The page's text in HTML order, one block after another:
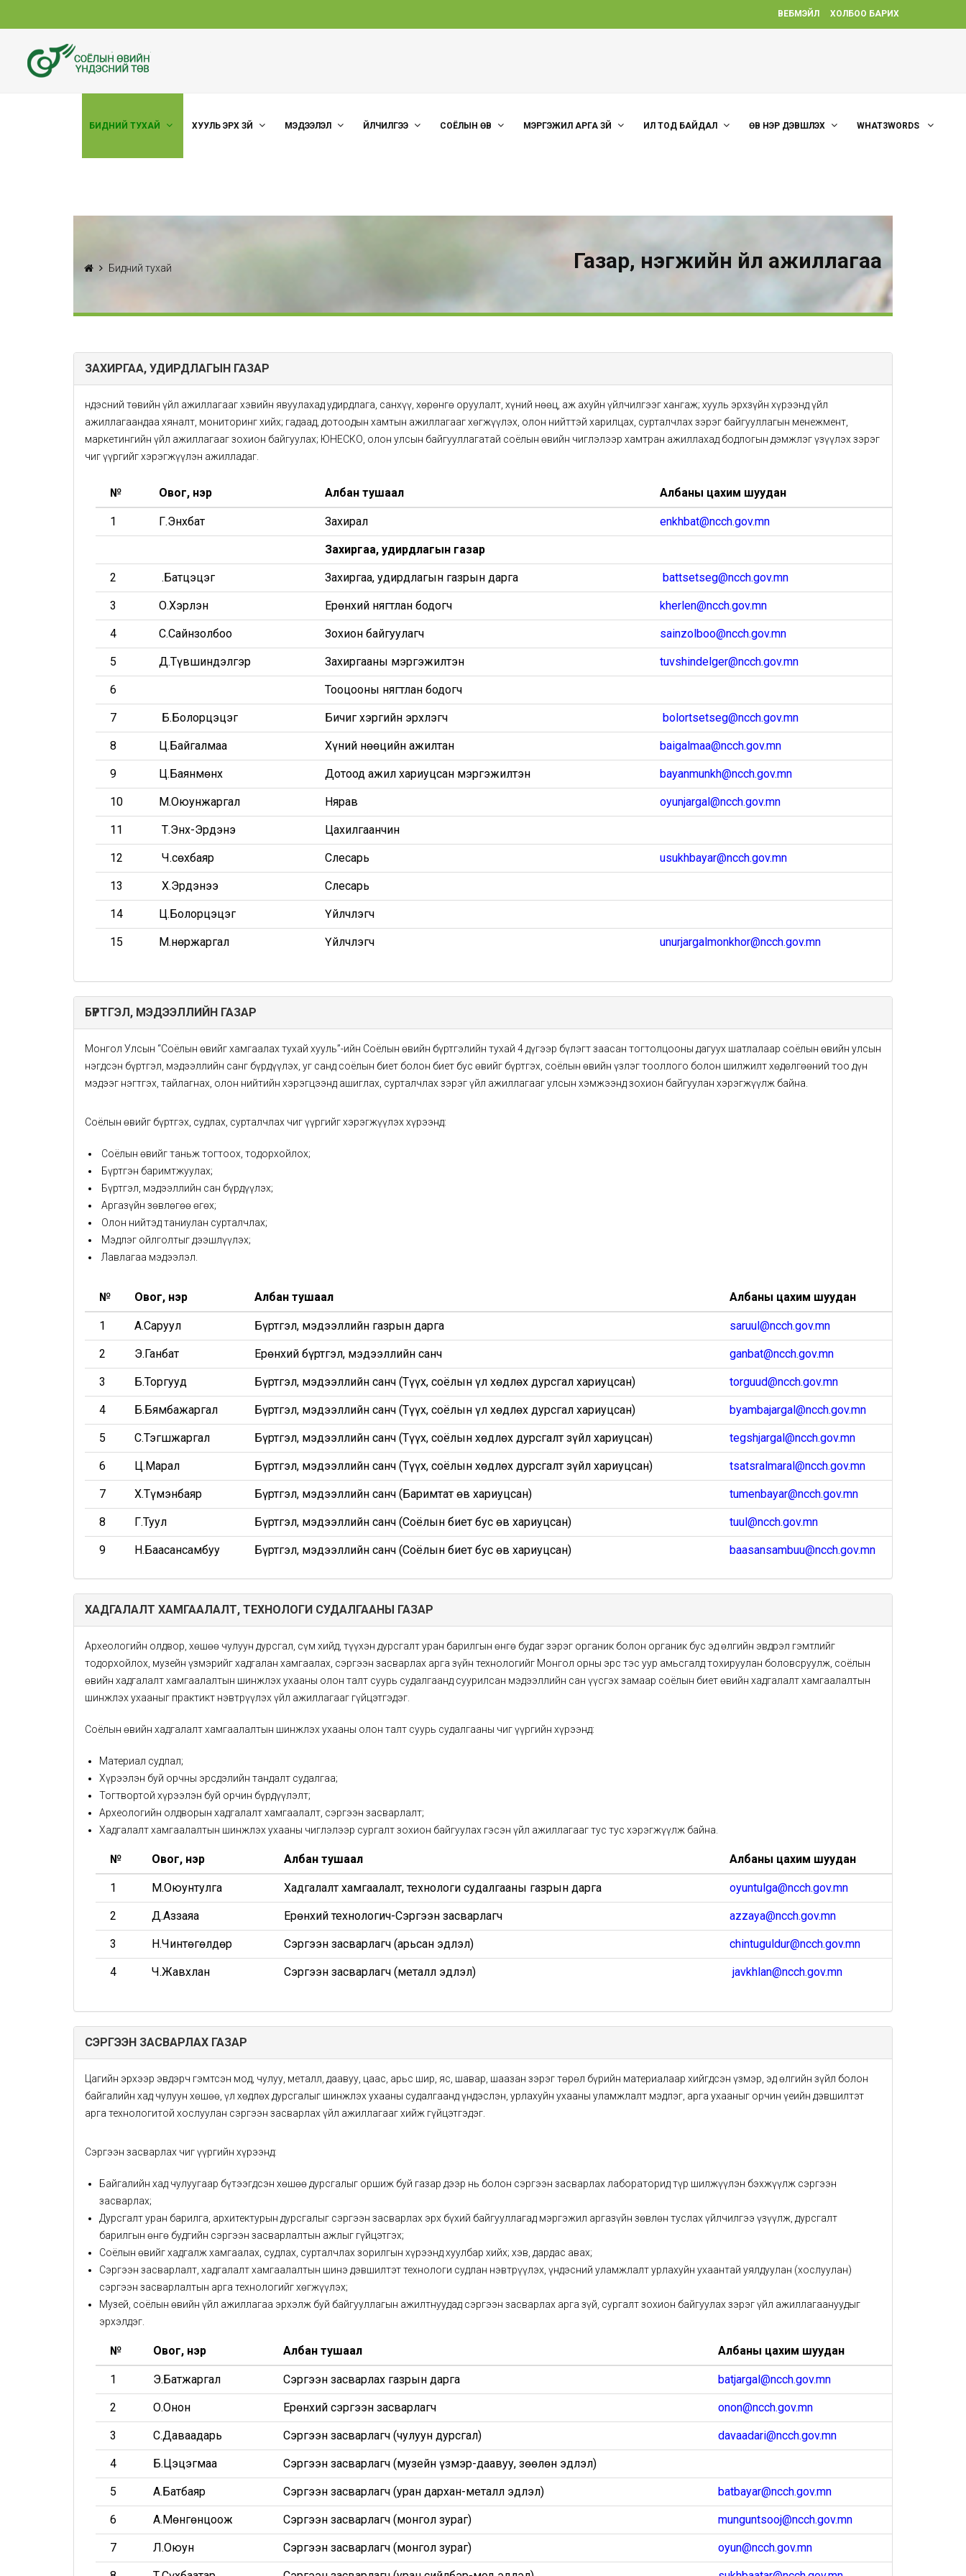
ВЕБМЭЙЛ ХОЛБОО БАРИХ
БИДНИЙ ТУХАЙ ХУУЛЬ ЭРХ ЗҮЙ МЭДЭЭЛЭЛ ҮЙЛЧИЛГЭЭ СОЁЛЫН ӨВ МЭРГЭЖИЛ АРГА ЗҮЙ ИЛ ТОД БАЙДАЛ ӨВ НЭР ДЭВШҮҮЛЭХ WHAT3WORDS
Газар, нэгжийн үйл ажиллагаа
Бидний тухай
ЗАХИРГАА, УДИРДЛАГЫН ГАЗАР
Үндэсний төвийн үйл ажиллагааг хэвийн явуулахад удирдлага, санхүү, хөрөнгө оруулалт, хүний нөөц, аж ахуйн үйлчилгээг хангаж; хууль эрхзүйн хүрээнд үйл
ажиллагаандаа хяналт, мониторинг хийх; гадаад, дотоодын хамтын ажиллагааг хөгжүүлэх, олон нийттэй харилцах, сурталчлах зэрэг байгууллагын менежмент,
маркетингийн үйл ажиллагааг зохион байгуулах; ЮНЕСКО, олон улсын байгууллагатай соёлын өвийн чиглэлээр хамтран ажиллахад бодлогын дэмжлэг үзүүлэх зэрэг
чиг үүргийг хэрэгжүүлэн ажилладаг.
№ Овог, нэр Албан тушаал Албаны цахим шуудан
1 Г.Энхбат Захирал enkhbat@ncch.gov.mn
Захиргаа, удирдлагын газар
2 Ө.Батцэцэг Захиргаа, удирдлагын газрын дарга battsetseg@ncch.gov.mn
3 О.Хэрлэн Ерөнхий нягтлан бодогч kherlen@ncch.gov.mn
4 С.Сайнзолбоо Зохион байгуулагч sainzolboo@ncch.gov.mn
5 Д.Түвшиндэлгэр Захиргааны мэргэжилтэн tuvshindelger@ncch.gov.mn
6 Тооцооны нягтлан бодогч
7 Б.Болорцэцэг Бичиг хэргийн эрхлэгч bolortsetseg@ncch.gov.mn
8 Ц.Байгалмаа Хүний нөөцийн ажилтан baigalmaa@ncch.gov.mn
9 Ц.Баянмөнх Дотоод ажил хариуцсан мэргэжилтэн bayanmunkh@ncch.gov.mn
10 М.Оюунжаргал Нярав oyunjargal@ncch.gov.mn
11 Т.Энх-Эрдэнэ Цахилгаанчин
12 Ч.Өсөхбаяр Слесарь usukhbayar@ncch.gov.mn
13 Х.Эрдэнээ Слесарь
14 Ц.Болорцэцэг Үйлчлэгч
15 М.Өнөржаргал Үйлчлэгч unurjargalmonkhor@ncch.gov.mn
БҮРТГЭЛ, МЭДЭЭЛЛИЙН ГАЗАР
Монгол Улсын “Соёлын өвийг хамгаалах тухай хууль”-ийн Соёлын өвийн бүртгэлийн тухай 4 дүгээр бүлэгт заасан тогтолцооны дагуух шатлалаар соёлын өвийн улсын
нэгдсэн бүртгэл, мэдээллийн санг бүрдүүлэх, уг санд соёлын биет болон биет бус өвийг бүртгэх, соёлын өвийн үзлэг тооллого болон шилжилт хөдөлгөөний тоо дүн
мэдээг нэгтгэх, тайлагнах, олон нийтийн хэрэгцээнд ашиглах, сурталчлах зэрэг үйл ажиллагааг улсын хэмжээнд зохион байгуулан хэрэгжүүлж байна.
Соёлын өвийг бүртгэх, судлах, сурталчлах чиг үүргийг хэрэгжүүлэх хүрээнд:
Соёлын өвийг таньж тогтоох, тодорхойлох;
Бүртгэн баримтжуулах;
Бүртгэл, мэдээллийн сан бүрдүүлэх;
Аргазүйн зөвлөгөө өгөх;
Олон нийтэд таниулан сурталчлах;
Мэдлэг ойлголтыг дээшлүүлэх;
Лавлагаа мэдээлэл.
№ Овог, нэр Албан тушаал Албаны цахим шуудан
1 А.Саруул Бүртгэл, мэдээллийн газрын дарга saruul@ncch.gov.mn
2 Э.Ганбат Ерөнхий бүртгэл, мэдээллийн санч ganbat@ncch.gov.mn
3 Б.Торгууд Бүртгэл, мэдээллийн санч (Түүх, соёлын үл хөдлөх дурсгал хариуцсан) torguud@ncch.gov.mn
4 Б.Бямбажаргал Бүртгэл, мэдээллийн санч (Түүх, соёлын үл хөдлөх дурсгал хариуцсан) byambajargal@ncch.gov.mn
5 С.Тэгшжаргал Бүртгэл, мэдээллийн санч (Түүх, соёлын хөдлөх дурсгалт зүйл хариуцсан) tegshjargal@ncch.gov.mn
6 Ц.Марал Бүртгэл, мэдээллийн санч (Түүх, соёлын хөдлөх дурсгалт зүйл хариуцсан) tsatsralmaral@ncch.gov.mn
7 Х.Түмэнбаяр Бүртгэл, мэдээллийн санч (Баримтат өв хариуцсан) tumenbayar@ncch.gov.mn
8 Г.Туул Бүртгэл, мэдээллийн санч (Соёлын биет бус өв хариуцсан) tuul@ncch.gov.mn
9 Н.Баасансамбуу Бүртгэл, мэдээллийн санч (Соёлын биет бус өв хариуцсан) baasansambuu@ncch.gov.mn
ХАДГАЛАЛТ ХАМГААЛАЛТ, ТЕХНОЛОГИ СУДАЛГААНЫ ГАЗАР
Археологийн олдвор, хөшөө чулуун дурсгал, сүм хийд, түүхэн дурсгалт уран барилгын өнгө будаг зэрэг органик болон органик бус эд өлгийн эвдрэл гэмтлийг
тодорхойлох, музейн үзмэрийг хадгалан хамгаалах, сэргээн засварлах арга зүйн технологийг Монгол орны эрс тэс уур амьсгалд тохируулан боловсруулж, соёлын
өвийн хадгалалт хамгаалалтын шинжлэх ухааны олон талт суурь судалгаанд суурилсан мэдээллийн сан үүсгэх замаар соёлын биет өвийн хадгалалт хамгаалалтын
шинжлэх ухааныг практикт нэвтрүүлэх үйл ажиллагааг гүйцэтгэдэг.
Соёлын өвийн хадгалалт хамгаалалтын шинжлэх ухааны олон талт суурь судалгааны чиг үүргийн хүрээнд:
Материал судлал;
Хүрээлэн буй орчны эрсдэлийн тандалт судалгаа;
Тогтвортой хүрээлэн буй орчин бүрдүүлэлт;
Археологийн олдворын хадгалалт хамгаалалт, сэргээн засварлалт;
Хадгалалт хамгаалалтын шинжлэх ухааны чиглэлээр сургалт зохион байгуулах гэсэн үйл ажиллагааг тус тус хэрэгжүүлж байна.
№ Овог, нэр Албан тушаал Албаны цахим шуудан
1 М.Оюунтулга Хадгалалт хамгаалалт, технологи судалгааны газрын дарга oyuntulga@ncch.gov.mn
2 Д.Аззаяа Ерөнхий технологич-Сэргээн засварлагч azzaya@ncch.gov.mn
3 Н.Чинтөгөлдөр Сэргээн засварлагч (арьсан эдлэл) chintuguldur@ncch.gov.mn
4 Ч.Жавхлан Сэргээн засварлагч (металл эдлэл) javkhlan@ncch.gov.mn
СЭРГЭЭН ЗАСВАРЛАХ ГАЗАР
Цагийн эрхээр эвдэрч гэмтсэн мод, чулуу, металл, даавуу, цаас, арьс шир, яс, шавар, шаазан зэрэг төрөл бүрийн материалаар хийгдсэн үзмэр, эд өлгийн зүйл болон
байгалийн хад чулуун хөшөө, үл хөдлөх дурсгалыг шинжлэх ухааны судалгаанд үндэслэн, урлахуйн ухааны уламжлалт мэдлэг, арга ухааныг орчин үеийн дэвшилтэт
арга технологитой хослуулан сэргээн засварлах үйл ажиллагааг хийж гүйцэтгэдэг.
Сэргээн засварлах чиг үүргийн хүрээнд:
Байгалийн хад чулуугаар бүтээгдсэн хөшөө дурсгалыг оршиж буй газар дээр нь болон сэргээн засварлах лабораторид түр шилжүүлэн бэхжүүлж сэргээн
засварлах;
Дурсгалт уран барилга, архитектурын дурсгалыг сэргээн засварлах эрх бүхий байгууллагад мэргэжил аргазүйн зөвлөн туслах үйлчилгээ үзүүлж, дурсгалт
барилгын өнгө будгийн сэргээн засварлалтын ажлыг гүйцэтгэх;
Соёлын өвийг хадгалж хамгаалах, судлах, сурталчлах зорилгын хүрээнд хуулбар хийх; хэв, дардас авах;
Сэргээн засварлалт, хадгалалт хамгаалалтын шинэ дэвшилтэт технологи судлан нэвтрүүлэх, үндэсний уламжлалт урлахуйн ухаантай уялдуулан (хослуулан)
сэргээн засварлалтын арга технологийг хөгжүүлэх;
Музей, соёлын өвийн үйл ажиллагаа эрхэлж буй байгууллагын ажилтнуудад сэргээн засварлах арга зүй, сургалт зохион байгуулах зэрэг үйл ажиллагаануудыг
эрхэлдэг.
№ Овог, нэр Албан тушаал Албаны цахим шуудан
1 Э.Батжаргал Сэргээн засварлах газрын дарга batjargal@ncch.gov.mn
2 О.Онон Ерөнхий сэргээн засварлагч onon@ncch.gov.mn
3 С.Даваадарь Сэргээн засварлагч (чулуун дурсгал) davaadari@ncch.gov.mn
4 Б.Цэцэгмаа Сэргээн засварлагч (музейн үзмэр-даавуу, зөөлөн эдлэл)
5 А.Батбаяр Сэргээн засварлагч (уран дархан-металл эдлэл) batbayar@ncch.gov.mn
6 А.Мөнгөнцоож Сэргээн засварлагч (монгол зураг) munguntsooj@ncch.gov.mn
7 Л.Оюун Сэргээн засварлагч (монгол зураг) oyun@ncch.gov.mn